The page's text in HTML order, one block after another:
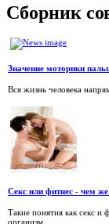
Сборник
Значение моторики
Вся жизнь человека
Секс или фитнес - чем же
Такие понятия как секс
организм...